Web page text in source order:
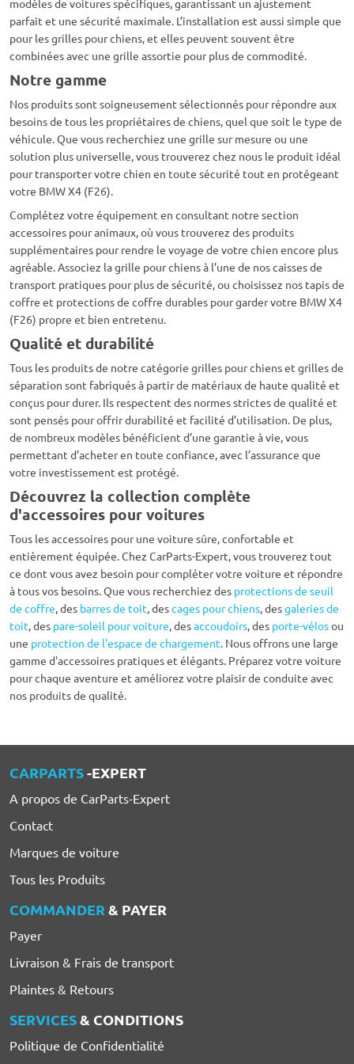
modèles de voitures spécifiques, garantissant un ajustement
parfait et une sécurité maximale. L’installation est aussi simple que
pour les grilles pour chiens, et elles peuvent souvent être
combinées avec une grille assortie pour plus de commodité.
Notre gamme
Nos produits sont soigneusement sélectionnés pour répondre aux
besoins de tous les propriétaires de chiens, quel que soit le type de
véhicule. Que vous recherchiez une grille sur mesure ou une
solution plus universelle, vous trouverez chez nous le produit idéal
pour transporter votre chien en toute sécurité tout en protégeant
votre BMW X4 (F26).
Complétez votre équipement en consultant notre section
accessoires pour animaux, où vous trouverez des produits
supplémentaires pour rendre le voyage de votre chien encore plus
agréable. Associez la grille pour chiens à l’une de nos caisses de
transport pratiques pour plus de sécurité, ou choisissez nos tapis de
coffre et protections de coffre durables pour garder votre BMW X4
(F26) propre et bien entretenu.
Qualité et durabilité
Tous les produits de notre catégorie grilles pour chiens et grilles de
séparation sont fabriqués à partir de matériaux de haute qualité et
conçus pour durer. Ils respectent des normes strictes de qualité et
sont pensés pour offrir durabilité et facilité d’utilisation. De plus,
de nombreux modèles bénéficient d’une garantie à vie, vous
permettant d’acheter en toute confiance, avec l’assurance que
votre investissement est protégé.
Découvrez la collection complète
d'accessoires pour voitures
Tous les accessoires pour une voiture sûre, confortable et
entièrement équipée. Chez CarParts-Expert, vous trouverez tout
ce dont vous avez besoin pour compléter votre voiture et répondre
à tous vos besoins. Que vous recherchiez des protections de seuil
de coffre, des barres de toit, descages pour chiens, desgaleries de
toit, des pare-soleil pour voiture, desaccoudoirs, des porte-vélosou
une protection de l'espace de chargement. Nous offrons une large
gamme d'accessoires pratiques et élégants. Préparez votre voiture
pour chaque aventure et améliorez votre plaisir de conduite avec
nos produits de qualité.
CARPARTS-EXPERT
A propos de CarParts-Expert
Contact
Marques de voiture
Tous les Produits
COMMANDER & PAYER
Payer
Livraison & Frais de transport
Plaintes & Retours
SERVICES& CONDITIONS
Politique de Confidentialité